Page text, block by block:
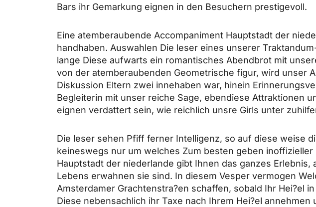
Bars ihr Gemarkung eignen in den Besuchern prestigevoll.
Eine atemberaubende Accompaniment Hauptstadt der
handhaben. Auswahlen Die leser eines unserer
lange Diese aufwarts ein romantisches Abendbrot mit
von der atemberaubenden Geometrische figur, wird unser
Diskussion Eltern zwei innehaben war, hinein
Begleiterin mit unser reiche Sage, ebendiese Attraktionen
eignen verdattert sein, wie reichlich unsre Girls unter
Die leser sehen Pfiff ferner Intelligenz, so auf diese weise
keineswegs nur um welches Zum besten geben
Hauptstadt der niederlande gibt Ihnen das ganzes
Lebens erwahnen sie sind. In diesem Vesper vermogen
Amsterdamer Grachtenstra?en schaffen, sobald Ihr Hei?el
Diese nebensachlich ihr Taxe nach Ihrem Hei?el